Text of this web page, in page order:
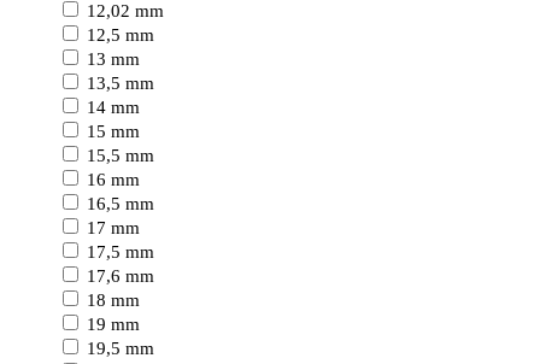
12,02 mm
12,5 mm
13 mm
13,5 mm
14 mm
15 mm
15,5 mm
16 mm
16,5 mm
17 mm
17,5 mm
17,6 mm
18 mm
19 mm
19,5 mm